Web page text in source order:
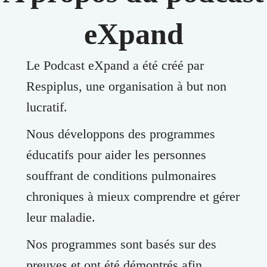
eXpand
Le Podcast eXpand a été créé par
Respiplus, une organisation à but non
lucratif.
Nous développons des programmes
éducatifs pour aider les personnes
souffrant de conditions pulmonaires
chroniques à mieux comprendre et gérer
leur maladie.
Nos programmes sont basés sur des